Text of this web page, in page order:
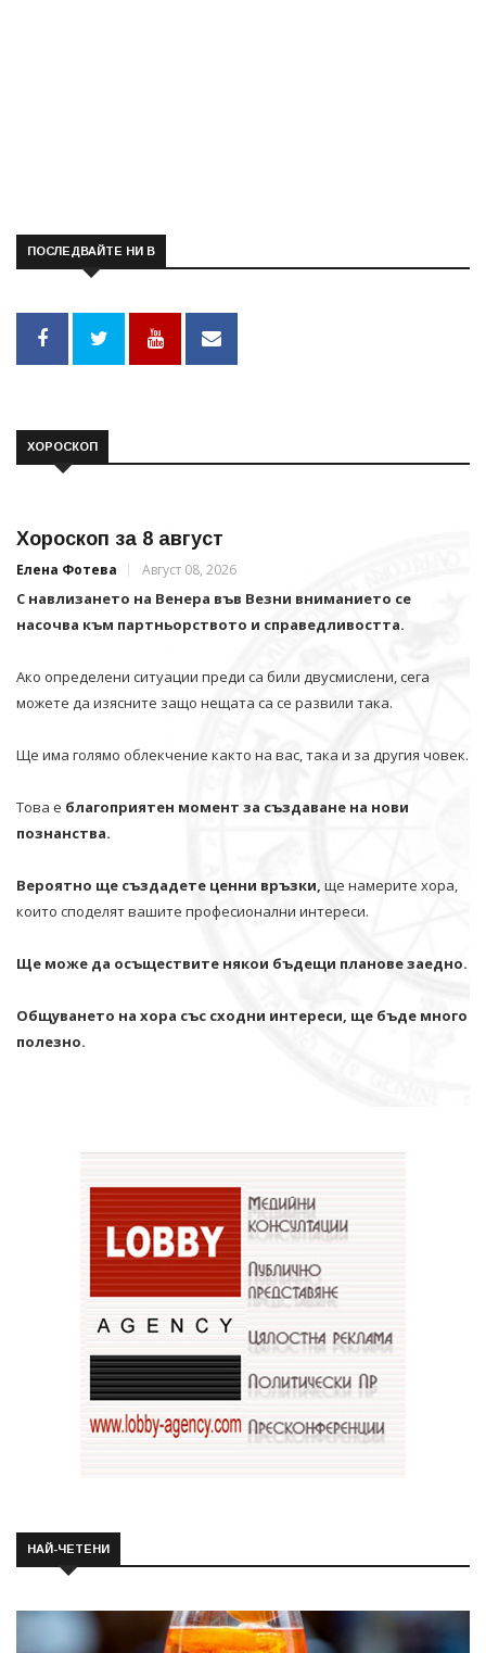
ПОСЛЕДВАЙТЕ НИ В
ХОРОСКОП
Хороскоп за 8 август
Елена Фотева Август 08, 2026
С навлизането на Венера във Везни вниманието се
насочва към партньорството и справедливостта.
Ако определени ситуации преди са били двусмислени, сега
можете да изясните защо нещата са се развили така.
Ще има голямо облекчение както на вас, така и за другия човек.
Това е благоприятен момент за създаване на нови
познанства.
Вероятно ще създадете ценни връзки, ще намерите хора,
които споделят вашите професионални интереси.
Ще може да осъществите някои бъдещи планове заедно.
Общуването на хора със сходни интереси, ще бъде много
полезно.
НАЙ-ЧЕТЕНИ